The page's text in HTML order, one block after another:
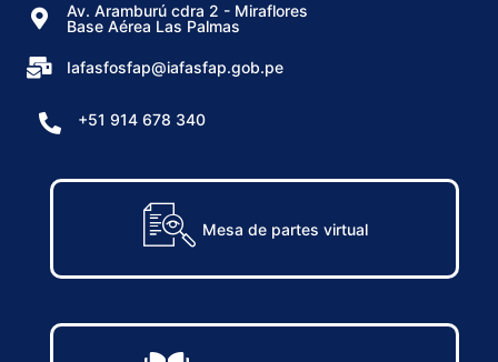
Av. Aramburú cdra 2 - Miraflores
Base Aérea Las Palmas
Iafasfosfap@iafasfap.gob.pe
+51 914 678 340
Mesa de partes virtual